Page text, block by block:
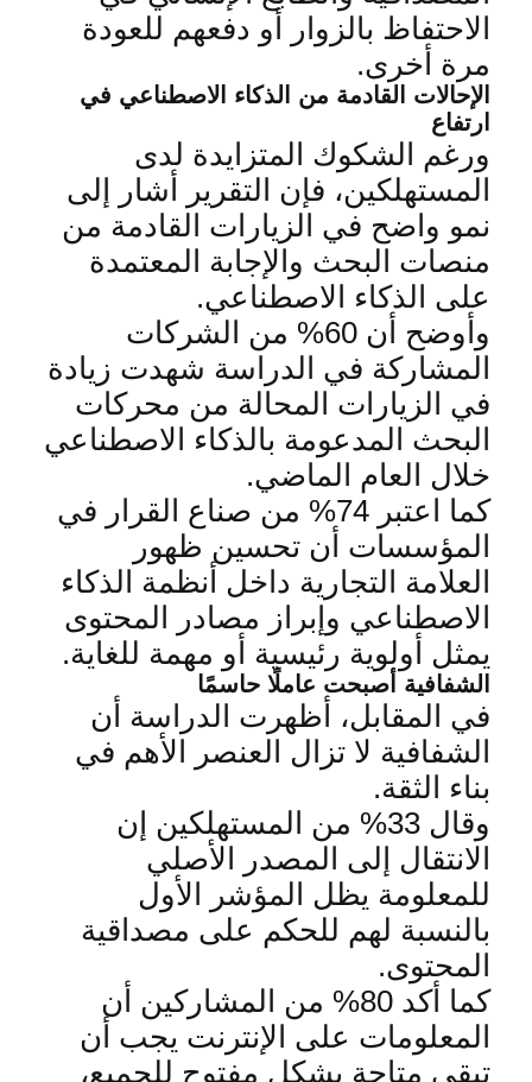
الاحتفاظ بالزوار أو دفعهم للعودة
مرة أخرى.
الإحالات القادمة من الذكاء الاصطناعي في
ارتفاع
ورغم الشكوك المتزايدة لدى
المستهلكين، فإن التقرير أشار إلى
نمو واضح في الزيارات القادمة من
منصات البحث والإجابة المعتمدة
على الذكاء الاصطناعي.
وأوضح أن 60% من الشركات
المشاركة في الدراسة شهدت زيادة
في الزيارات المحالة من محركات
البحث المدعومة بالذكاء الاصطناعي
خلال العام الماضي.
كما اعتبر 74% من صناع القرار في
المؤسسات أن تحسين ظهور
العلامة التجارية داخل أنظمة الذكاء
الاصطناعي وإبراز مصادر المحتوى
يمثل أولوية رئيسية أو مهمة للغاية.
الشفافية أصبحت عاملًا حاسمًا
في المقابل، أظهرت الدراسة أن
الشفافية لا تزال العنصر الأهم في
بناء الثقة.
وقال 33% من المستهلكين إن
الانتقال إلى المصدر الأصلي
للمعلومة يظل المؤشر الأول
بالنسبة لهم للحكم على مصداقية
المحتوى.
كما أكد 80% من المشاركين أن
المعلومات على الإنترنت يجب أن
تبقى متاحة بشكل مفتوح للجميع،